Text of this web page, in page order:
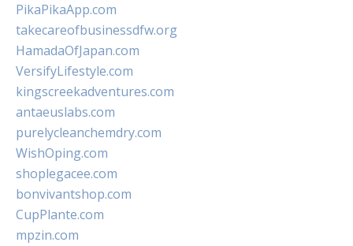
PikaPikaApp.com
takecareofbusinessdfw.org
HamadaOfJapan.com
VersifyLifestyle.com
kingscreekadventures.com
antaeuslabs.com
purelycleanchemdry.com
WishOping.com
shoplegacee.com
bonvivantshop.com
CupPlante.com
mpzin.com